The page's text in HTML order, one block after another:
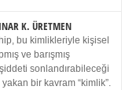
K. ÜRETMEN
bu kimlikleriyle kişisel
ve barışmış
sonlandırabileceği
bir kavram “kimlik”.